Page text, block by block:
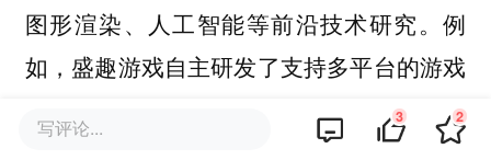
图形渲染、人工智能等前沿技术研究。例
如，盛趣游戏自主研发了支持多平台的游戏
引擎，并探索云游戏技术，推出了云游戏平
台“盛趣云游戏”，为玩家提供即点即玩的新
写评论... 3 2